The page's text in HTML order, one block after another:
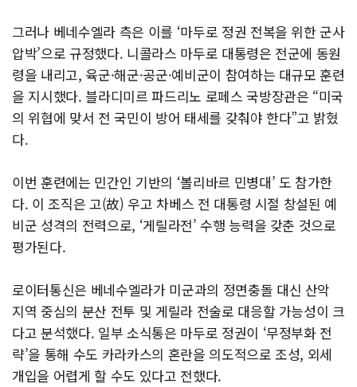
그러나 베네수엘라 측은 이를 ‘마두로 정권 전복을 위한 군사
압박’으로 규정했다. 니콜라스 마두로 대통령은 전군에 동원
령을 내리고, 육군·해군·공군·예비군이 참여하는 대규모 훈련
을 지시했다. 블라디미르 파드리노 로페스 국방장관은 “미국
의 위협에 맞서 전 국민이 방어 태세를 갖춰야 한다”고 밝혔
다.
이번 훈련에는 민간인 기반의 ‘볼리바르 민병대’ 도 참가한
다. 이 조직은 고(故) 우고 차베스 전 대통령 시절 창설된 예
비군 성격의 전력으로, ‘게릴라전’ 수행 능력을 갖춘 것으로
평가된다.
로이터통신은 베네수엘라가 미군과의 정면충돌 대신 산악
지역 중심의 분산 전투 및 게릴라 전술로 대응할 가능성이 크
다고 분석했다. 일부 소식통은 마두로 정권이 ‘무정부화 전
략’을 통해 수도 카라카스의 혼란을 의도적으로 조성, 외세
개입을 어렵게 할 수도 있다고 전했다.